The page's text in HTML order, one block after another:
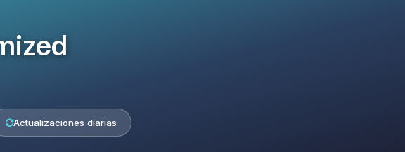
Actualizaciones diarias